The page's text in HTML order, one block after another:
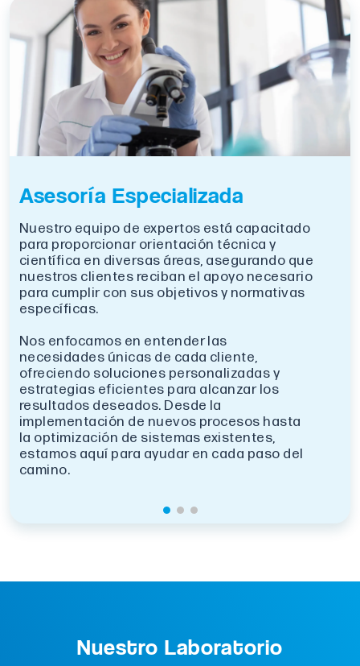
Asesoría Especializada
Nuestro equipo de expertos está capacitado
para proporcionar orientación técnica y
científica en diversas áreas, asegurando que
nuestros clientes reciban el apoyo necesario
para cumplir con sus objetivos y normativas
específicas.
Nos enfocamos en entender las
necesidades únicas de cada cliente,
ofreciendo soluciones personalizadas y
estrategias eficientes para alcanzar los
resultados deseados. Desde la
implementación de nuevos procesos hasta
la optimización de sistemas existentes,
estamos aquí para ayudar en cada paso del
camino.
Nuestro Laboratorio